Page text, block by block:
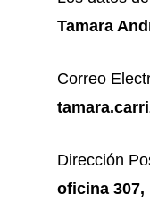
Tamara
Correo
Dirección
oficina